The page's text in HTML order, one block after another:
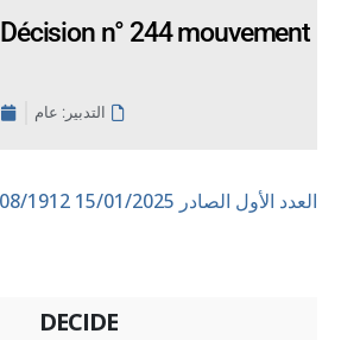
Décision n° 244 mouvement
التدبير: عام
العدد الأول الصادر 15/01/2025
DECIDE